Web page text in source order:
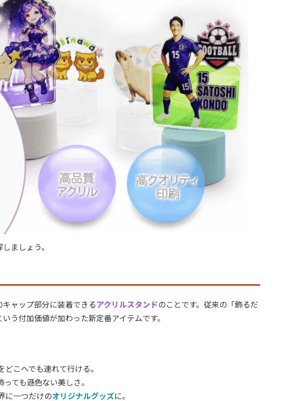
ましょう。
ャップ部分に装着できるアクリルスタンドのことです。従来の「飾るだ
う付加価値が加わった新定番アイテムです。
こへでも連れて行ける。
ても遜色ない美しさ。
に一つだけのオリジナルグッズに。